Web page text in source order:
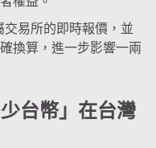
易所的即時報價，並
換算，進一步影響一兩
台幣」在台灣